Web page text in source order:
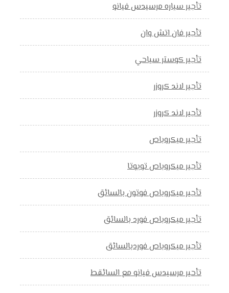
تأجير سياره مرسيدس فيانو
تأجير فان اتش وان
تأجير كوستر سياحي
تأجير لاند كروزر
تأجير لاند كروزر
تأجير ميكروباص
تأجير ميكروباص تويوتا
تأجير ميكروباص فوتون بالسائق
تأجير ميكروباص فورد بالسائق
تأجير ميكروباص فوردبالسائق
تأحير مرسيدس فيانو مع السائقط